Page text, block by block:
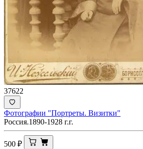
37622
Фотографии "Портреты. Визитки"
Россия.1890-1928 г.г.
500 ₽